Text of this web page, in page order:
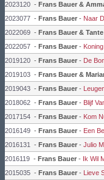
2023120 - Frans Bauer &
2023077 - Frans Bauer - Naar
2022069 - Frans Bauer &
2022057 - Frans Bauer -
2019120 - Frans Bauer - De
2019103 - Frans Bauer &
2019043 - Frans Bauer -
2018062 - Frans Bauer - Blijf
2017154 - Frans Bauer - Kom
2016149 - Frans Bauer - Een
2016131
- Frans Bauer - Julio
2016119 - Frans Bauer - Ik Wil
2015035 - Frans Bauer - Lieve